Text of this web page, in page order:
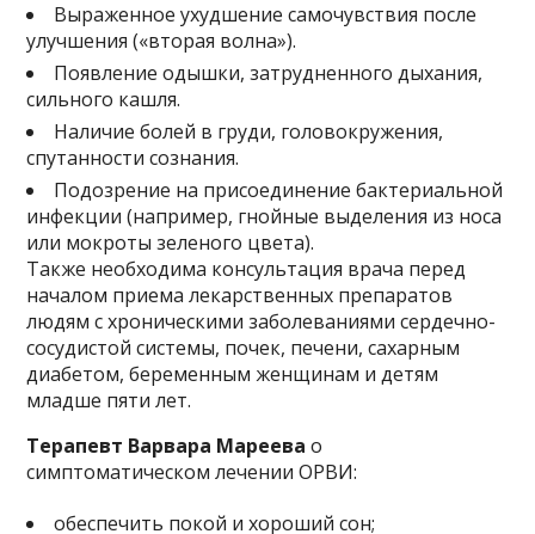
Выраженное ухудшение самочувствия после
улучшения («вторая волна»).
Появление одышки, затрудненного дыхания,
сильного кашля.
Наличие болей в груди, головокружения,
спутанности сознания.
Подозрение на присоединение бактериальной
инфекции (например, гнойные выделения из носа
или мокроты зеленого цвета).
Также необходима консультация врача перед
началом приема лекарственных препаратов
людям с хроническими заболеваниями сердечно-
сосудистой системы, почек, печени, сахарным
диабетом, беременным женщинам и детям
младше пяти лет.
Терапевт Варвара Мареевао
симптоматическом лечении ОРВИ:
обеспечить покой и хороший сон;